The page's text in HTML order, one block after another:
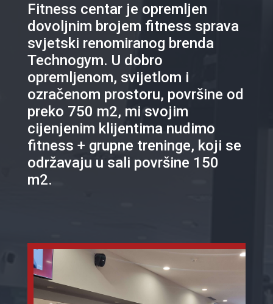
Fitness centar je opremljen
dovoljnim brojem fitness sprava
svjetski renomiranog brenda
Technogym. U dobro
opremljenom, svijetlom i
ozračenom prostoru, površine od
preko 750 m2, mi svojim
cijenjenim klijentima nudimo
fitness + grupne treninge, koji se
održavaju u sali površine 150
m2.